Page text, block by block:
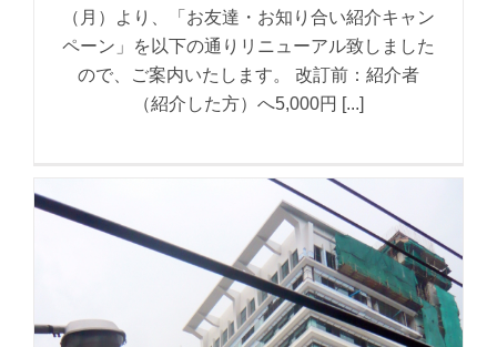
（月）より、「お友達・お知り合い紹介キャン
ペーン」を以下の通りリニューアル致しました
ので、ご案内いたします。 改訂前：紹介者
（紹介した方）へ5,000円 [...]